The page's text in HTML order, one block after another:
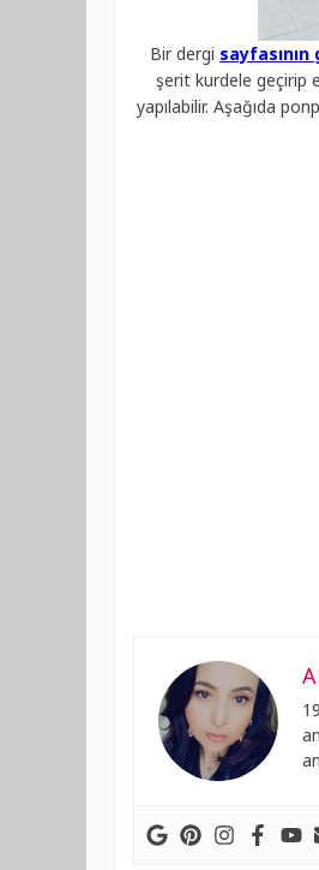
Bir dergi
şerit kurdele geçirip
yapılabilir. Aşağıda